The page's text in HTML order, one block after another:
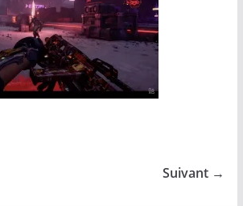
Suivant →